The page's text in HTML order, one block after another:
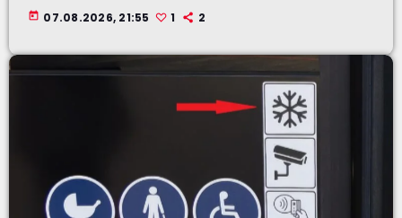
today 07.08.2026, 21:55 1 2